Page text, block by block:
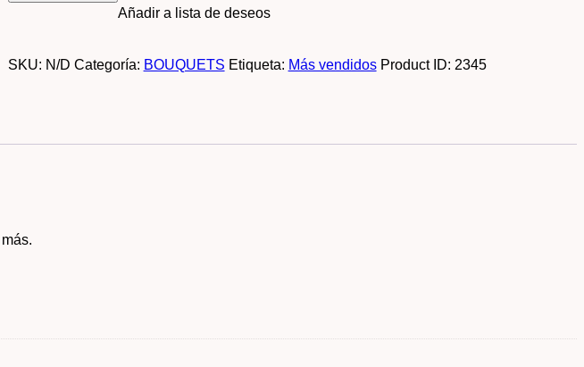
Añadir a lista de deseos
SKU: N/D Categoría: BOUQUETS Etiqueta: Más vendidos Product ID: 2345